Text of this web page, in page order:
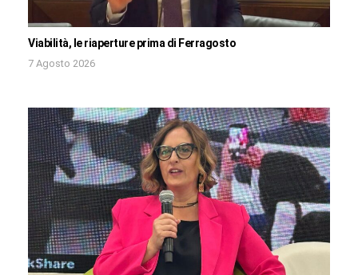
Viabilità, le riaperture prima di Ferragosto
7 Agosto 2026